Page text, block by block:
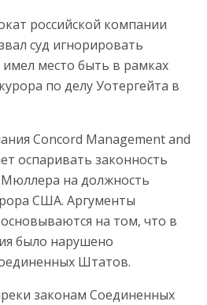
российской компании
суд игнорировать
место быть в рамках
по делу Уотергейта в
Concord Management and
оспаривать законность
Мюллера на должность
США. Аргументы
на том, что в
было нарушено
Штатов.
законам Соединенных